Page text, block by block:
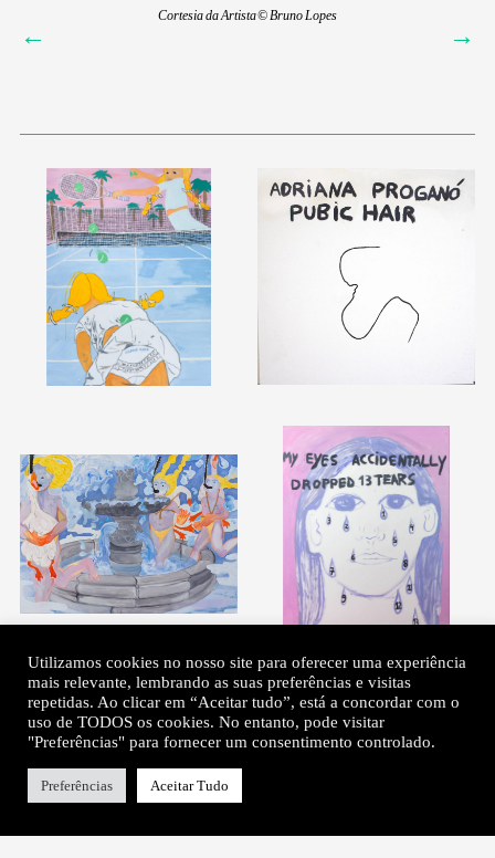
Cortesia da Artista © Bruno Lopes
← →
Utilizamos cookies no nosso site para oferecer uma experiência
mais relevante, lembrando as suas preferências e visitas
repetidas. Ao clicar em “Aceitar tudo”, está a concordar com o
uso de TODOS os cookies. No entanto, pode visitar
"Preferências" para fornecer um consentimento controlado.
Preferências Aceitar Tudo